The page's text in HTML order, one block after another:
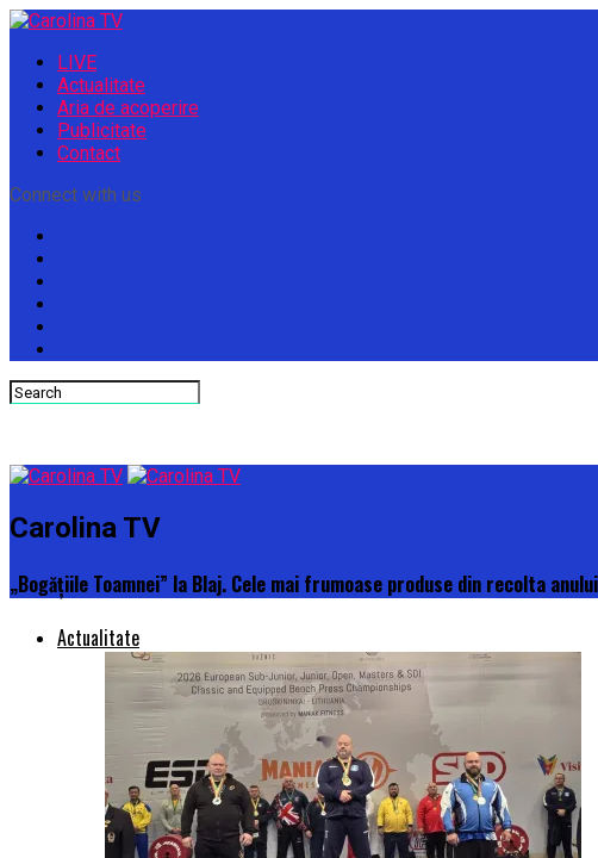
LIVE
Actualitate
Aria de acoperire
Publicitate
Contact
Connect with us
Carolina TV
„Bogăţiile Toamnei” la Blaj. Cele mai frumoase produse din recolta
Actualitate